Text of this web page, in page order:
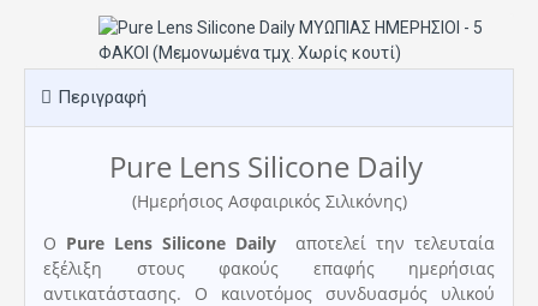
Περιγραφή
Pure Lens Silicone Daily
(Ημερήσιος Ασφαιρικός Σιλικόνης)
Ο Pure Lens Silicone Daily
αποτελεί την τελευταία
εξέλιξη στους φακούς επαφής ημερήσιας
αντικατάστασης. Ο καινοτόμος συνδυασμός υλικού